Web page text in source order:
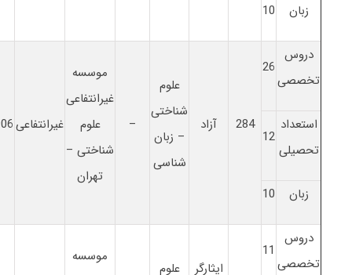
زبان 10
دروس
تخصصی
26
284 آزاد
علوم
شناختی
– زبان
شناسی
–
موسسه
غیرانتفاعی
علوم
شناختی –
تهران
غیرانتفاعی
استعداد
تحصیلی
12
زبان 10
دروس
تخصصی
11
ایثارگر
علوم
موسسه